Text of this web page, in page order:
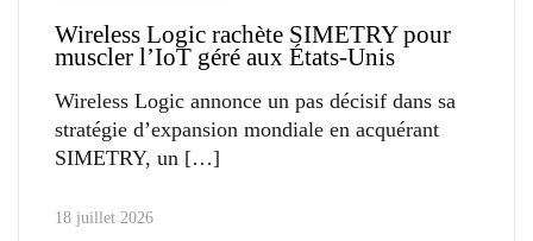
Wireless Logic rachète SIMETRY pour
muscler l’IoT géré aux États-Unis
Wireless Logic annonce un pas décisif dans sa
stratégie d’expansion mondiale en acquérant
SIMETRY, un
18 juillet 2026